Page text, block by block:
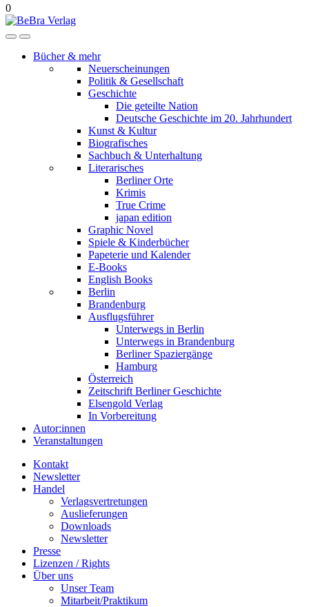
0
Bücher & mehr
Neuerscheinungen
Politik & Gesellschaft
Geschichte
Die geteilte Nation
Deutsche Geschichte im 20. Jahrhundert
Kunst & Kultur
Biografisches
Sachbuch & Unterhaltung
Literarisches
Berliner Orte
Krimis
True Crime
japan edition
Graphic Novel
Spiele & Kinderbücher
Papeterie und Kalender
E-Books
English Books
Berlin
Brandenburg
Ausflugsführer
Unterwegs in Berlin
Unterwegs in Brandenburg
Berliner Spaziergänge
Hamburg
Österreich
Zeitschrift Berliner Geschichte
Elsengold Verlag
In Vorbereitung
Autor:innen
Veranstaltungen
Kontakt
Newsletter
Handel
Verlagsvertretungen
Auslieferungen
Downloads
Newsletter
Presse
Lizenzen / Rights
Über uns
Unser Team
Mitarbeit/Praktikum